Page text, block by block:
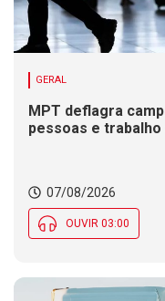
GERAL
MPT deflagra
pessoas e
07/08/2026
OUVIR 03:00